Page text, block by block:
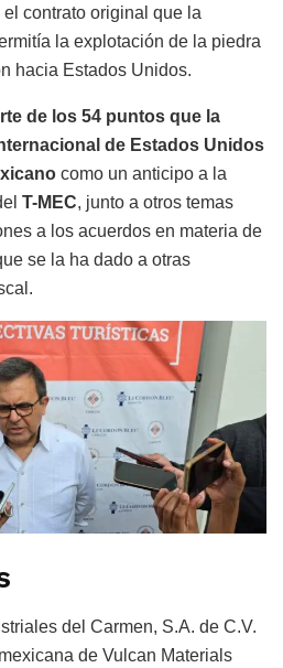
el contrato original que la
la explotación de la piedra
hacia Estados Unidos.
de los 54 puntos que la
de Estados Unidos
como un anticipo a la
T-MEC, junto a otros temas
a los acuerdos en materia de
se la ha dado a otras
del Carmen, S.A. de C.V.
de Vulcan Materials